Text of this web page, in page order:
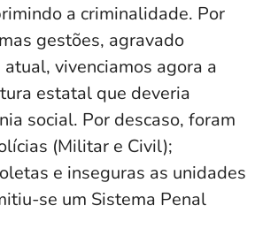
a criminalidade. Por
gestões, agravado
vivenciamos agora a
estatal que deveria
social. Por descaso, foram
(Militar e Civil);
e inseguras as unidades
se um Sistema Penal